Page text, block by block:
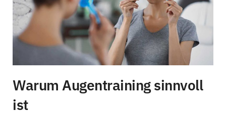
Warum Augentraining sinnvoll
ist